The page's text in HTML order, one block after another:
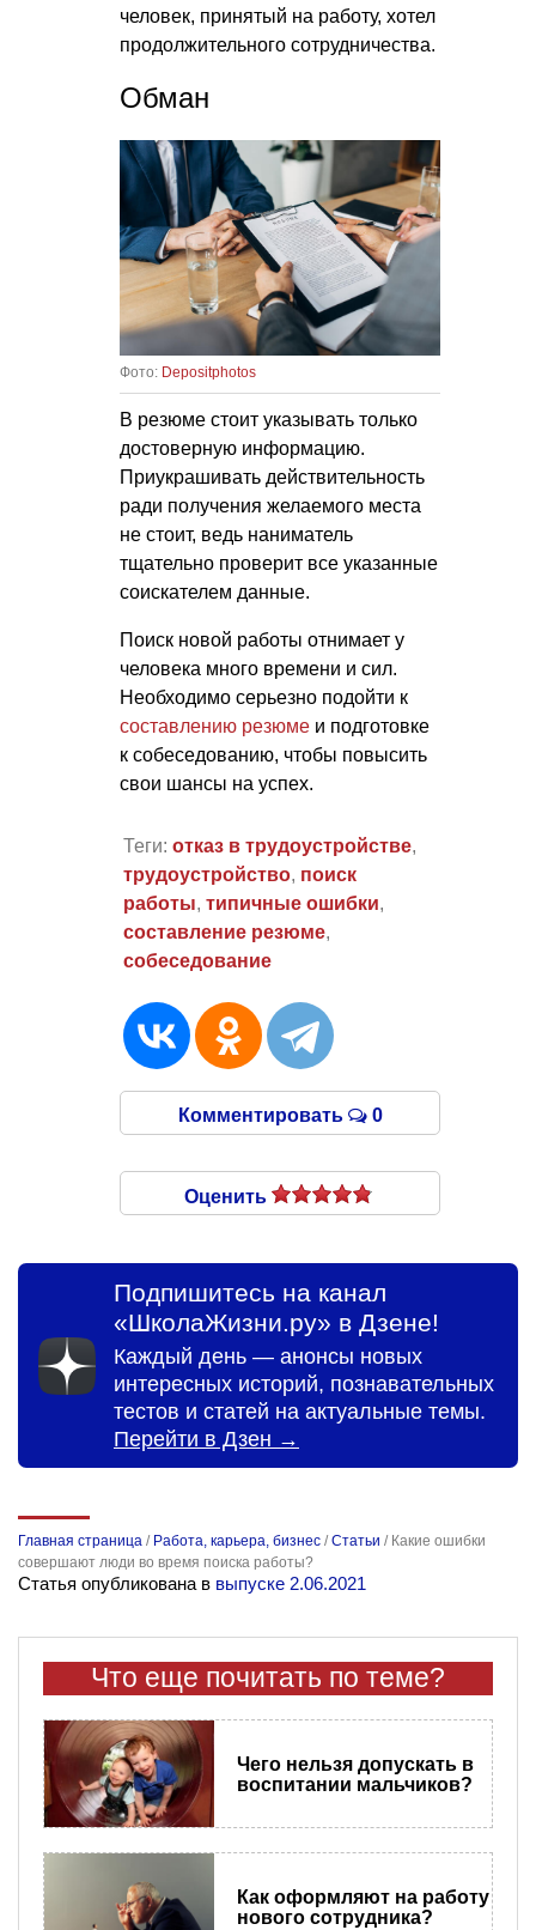
человек, принятый на работу, хотел
продолжительного сотрудничества.
Обман
Фото: Depositphotos
В резюме стоит указывать только
достоверную информацию.
Приукрашивать действительность
ради получения желаемого места
не стоит, ведь наниматель
тщательно проверит все указанные
соискателем данные.
Поиск новой работы отнимает у
человека много времени и сил.
Необходимо серьезно подойти к
составлению резюме и подготовке
к собеседованию, чтобы повысить
свои шансы на успех.
Теги: отказ в трудоустройстве,
трудоустройство, поиск
работы, типичные ошибки,
составление резюме,
собеседование
Комментировать 0
Оценить
Подпишитесь на канал
«ШколаЖизни.ру» в Дзене!
Каждый день — анонсы новых
интересных историй, познавательных
тестов и статей на актуальные темы.
Перейти в Дзен →
Главная страница / Работа, карьера, бизнес /Статьи / Какие ошибки
совершают люди во время поиска работы?
Статья опубликована в выпуске 2.06.2021
Что еще почитать по теме?
Чего нельзя допускать в
воспитании мальчиков?
Как оформляют на работу
нового сотрудника?